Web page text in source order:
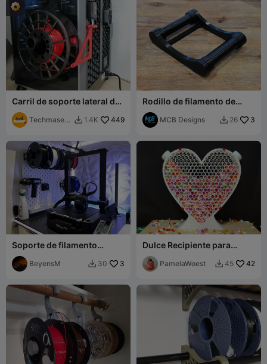
Carril de soporte lateral de
la bobina de filamento
Creality K1C
Techmase_3  1.4K 449
Rodillo de filamento de
perfil bajo
MCB Designs  26 3
Soporte de filamento
SKADIS
BeyensM  30 3
Dulce Recipiente para
Sobras 💖✨
PamelaWoest  45 42